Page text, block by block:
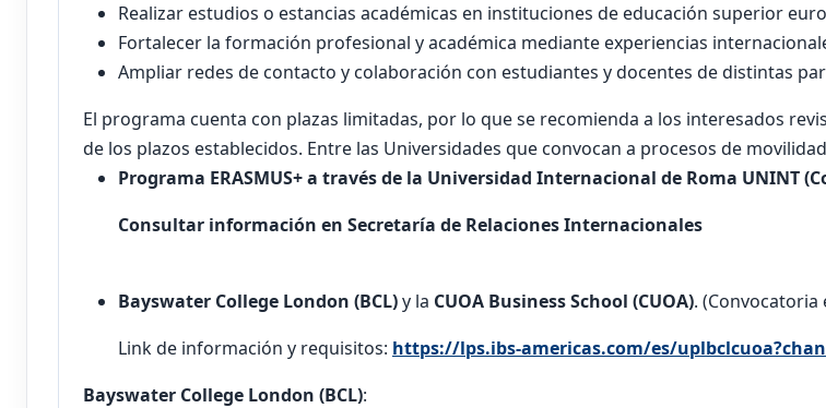
Realizar estudios o estancias académicas en instituciones de educación superior
Fortalecer la formación profesional y académica mediante experiencias
Ampliar redes de contacto y colaboración con estudiantes y docentes de distintas
El programa cuenta con plazas limitadas, por lo que se recomienda a los interesados
de los plazos establecidos. Entre las Universidades que convocan a procesos de
Programa ERASMUS+ a través de la Universidad Internacional de Roma UNINT
Consultar información en Secretaría de Relaciones Internacionales
Bayswater College London (BCL)y la CUOA Business School (CUOA).
Link de información y requisitos: https://lps.ibs-americas.com/es/
Bayswater College London (BCL):